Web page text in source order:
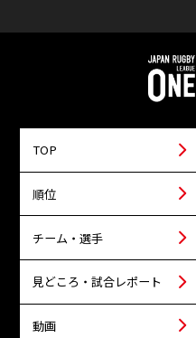
TOP
順位
チーム・選手
見どころ・試合レポート
動画